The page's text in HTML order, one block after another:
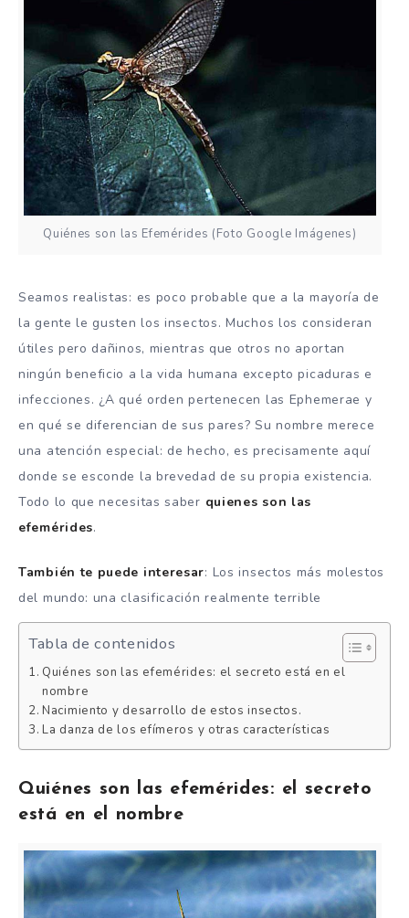
Quiénes son las Efemérides (Foto Google Imágenes)
Seamos realistas: es poco probable que a la mayoría de
la gente le gusten los insectos. Muchos los consideran
útiles pero dañinos, mientras que otros no aportan
ningún beneficio a la vida humana excepto picaduras e
infecciones. ¿A qué orden pertenecen las Ephemerae y
en qué se diferencian de sus pares? Su nombre merece
una atención especial: de hecho, es precisamente aquí
donde se esconde la brevedad de su propia existencia.
Todo lo que necesitas saber quienes son las
efemérides.
También te puede interesar: Los insectos más molestos
del mundo: una clasificación realmente terrible
Tabla de contenidos
Quiénes son las efemérides: el secreto está en el
nombre
Nacimiento y desarrollo de estos insectos.
La danza de los efímeros y otras características
Quiénes son las efemérides: el secreto
está en el nombre